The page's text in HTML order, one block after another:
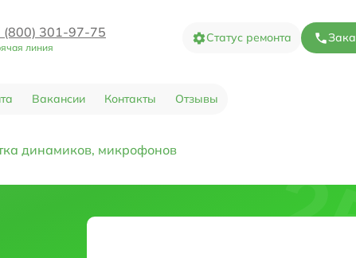
(800) 301-97-75
линия
Статус ремонта
Вакансии Контакты Отзывы
динамиков, микрофонов